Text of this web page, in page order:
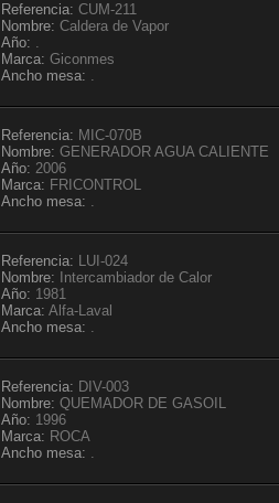
Referencia: CUM-211
Nombre: Caldera de Vapor
Año: .
Marca: Giconmes
Ancho mesa: .
Referencia: MIC-070B
Nombre: GENERADOR AGUA CALIENTE
Año: 2006
Marca: FRICONTROL
Ancho mesa: .
Referencia: LUI-024
Nombre: Intercambiador de Calor
Año: 1981
Marca: Alfa-Laval
Ancho mesa: .
Referencia: DIV-003
Nombre: QUEMADOR DE GASOIL
Año: 1996
Marca: ROCA
Ancho mesa: .